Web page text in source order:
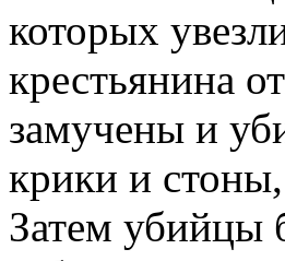
которых
крестьянина
замучены и
крики и
Затем убийцы